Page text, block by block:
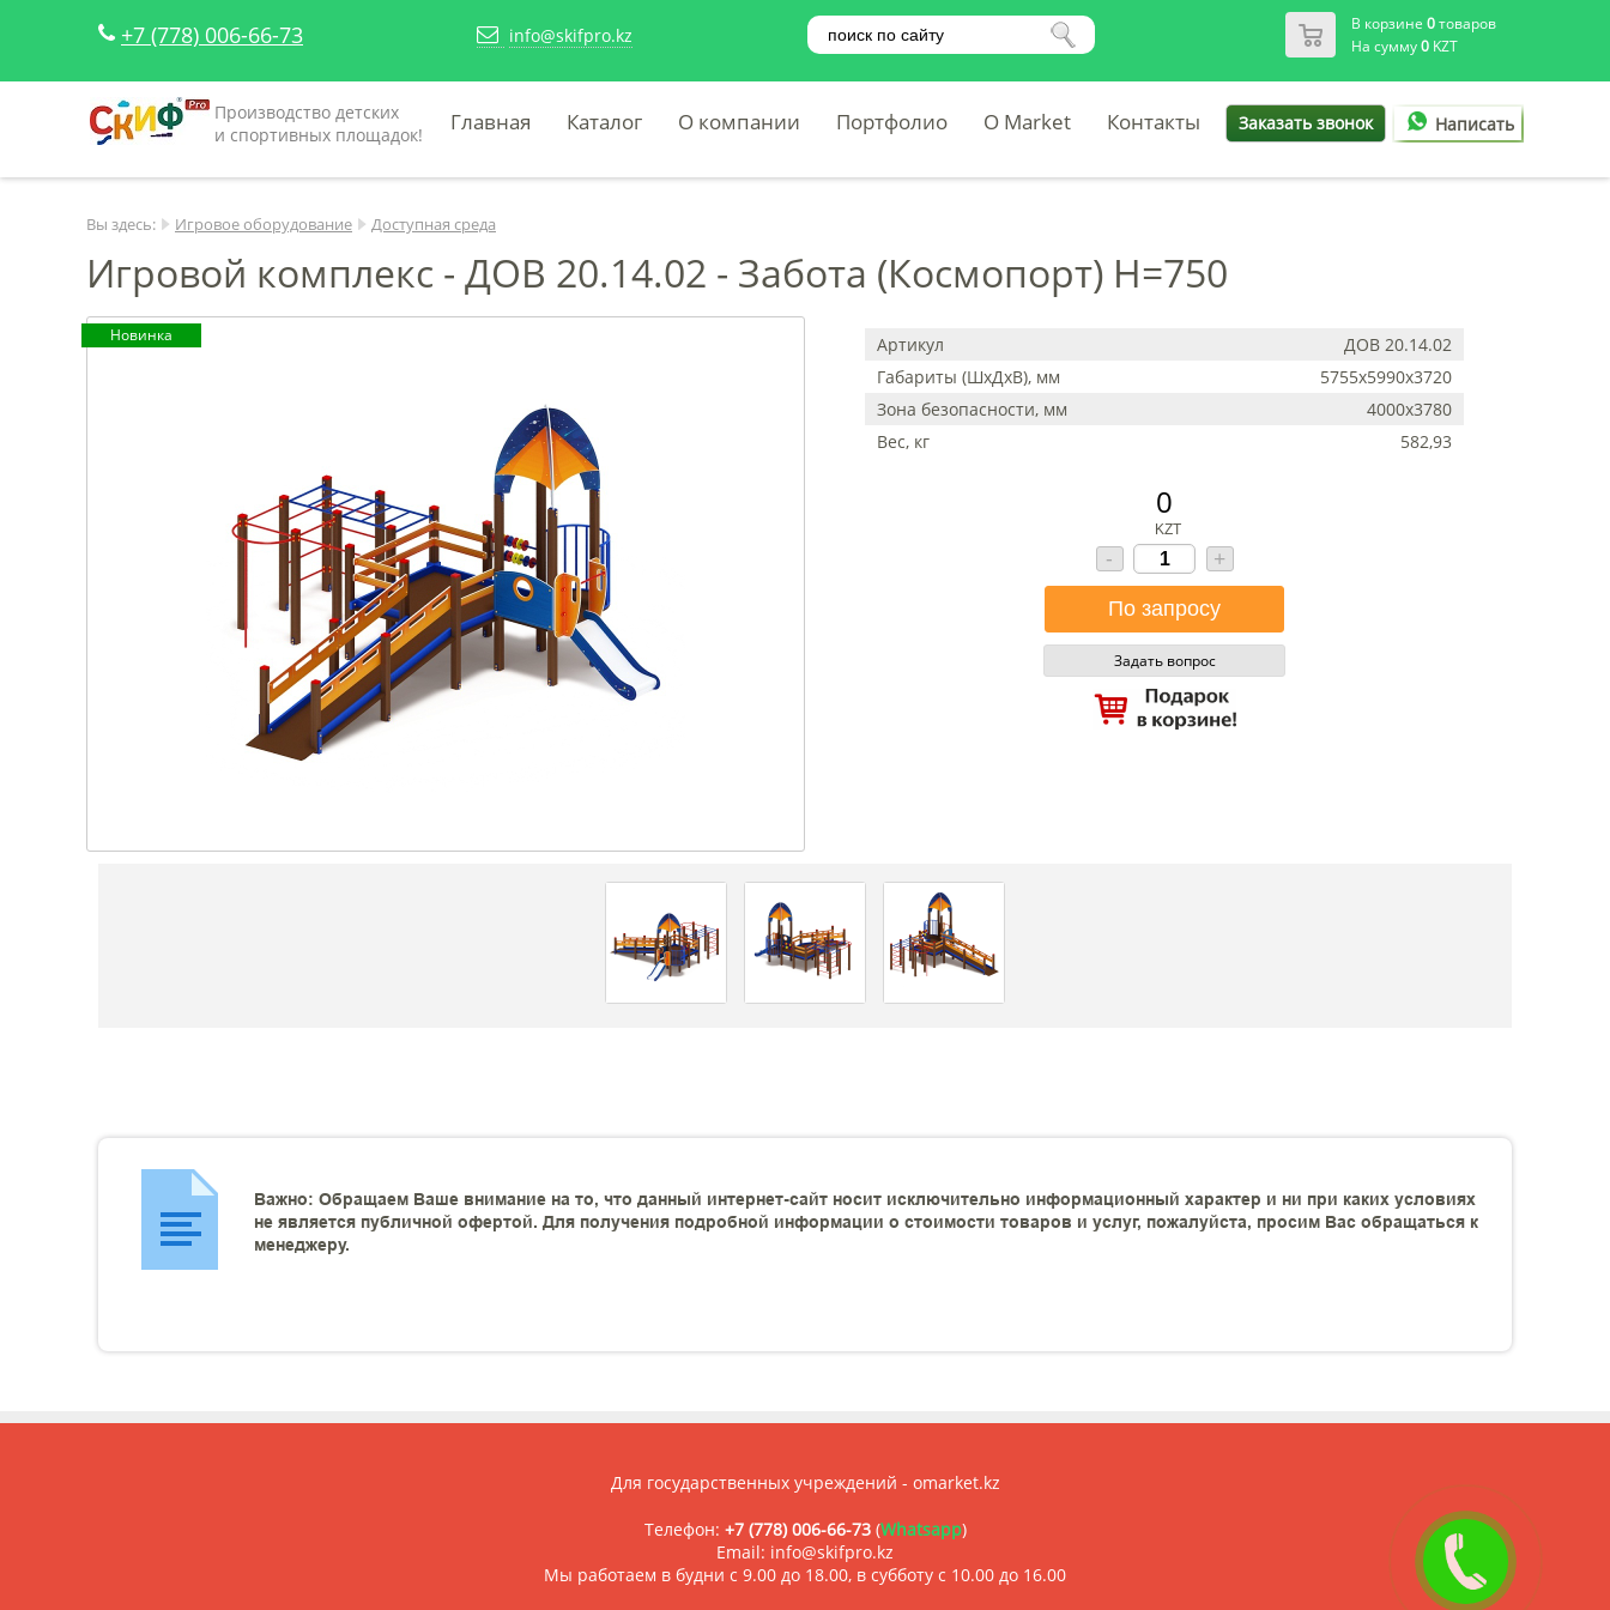
+7 (778) 006-66-73 info@skifpro.kz В корзине 0товаров
На сумму0KZT
Производство детских
и спортивных площадок!
Главная Каталог О компании Портфолио O Market Контакты Заказать звонок Написать
Вы здесь: Игровое оборудование Доступная среда
Игровой комплекс - ДОВ 20.14.02 - Забота (Космопорт) H=750
Новинка Артикул
ДОВ 20.14.02
Габариты (ШхДхВ), мм
5755x5990x3720
Зона безопасности, мм
4000х3780
Вес, кг
582,93
0
KZT
- +
Задать вопрос
Важно: Обращаем Ваше внимание на то, что данный интернет-сайт носит исключительно информационный характер и ни при каких условиях
не является публичной офертой. Для получения подробной информации о стоимости товаров и услуг, пожалуйста, просим Вас обращаться к
менеджеру.
Для государственных учреждений - omarket.kz
Телефон: +7 (778) 006-66-73(Whatsapp)
Email: info@skifpro.kz
Мы работаем в будни с 9.00 до 18.00, в субботу с 10.00 до 16.00